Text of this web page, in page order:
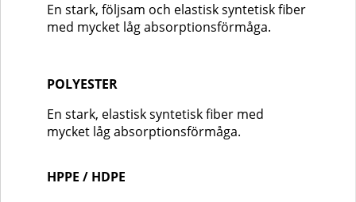
En stark, följsam och elastisk syntetisk fiber
med mycket låg absorptionsförmåga.
POLYESTER
En stark, elastisk syntetisk fiber med
mycket låg absorptionsförmåga.
HPPE / HDPE